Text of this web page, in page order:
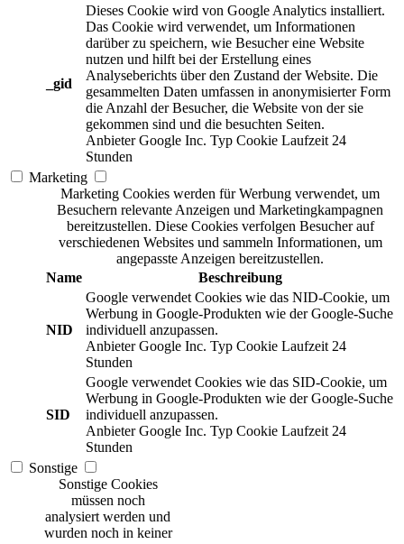
_gid
Dieses Cookie wird von Google Analytics installiert.
Das Cookie wird verwendet, um Informationen
darüber zu speichern, wie Besucher eine Website
nutzen und hilft bei der Erstellung eines
Analyseberichts über den Zustand der Website. Die
gesammelten Daten umfassen in anonymisierter Form
die Anzahl der Besucher, die Website von der sie
gekommen sind und die besuchten Seiten.
Anbieter Google Inc. Typ Cookie Laufzeit 24
Stunden
Marketing
Marketing Cookies werden für Werbung verwendet, um
Besuchern relevante Anzeigen und Marketingkampagnen
bereitzustellen. Diese Cookies verfolgen Besucher auf
verschiedenen Websites und sammeln Informationen, um
angepasste Anzeigen bereitzustellen.
Name
Beschreibung
NID
Google verwendet Cookies wie das NID-Cookie, um
Werbung in Google-Produkten wie der Google-Suche
individuell anzupassen.
Anbieter Google Inc. Typ Cookie Laufzeit 24
Stunden
SID
Google verwendet Cookies wie das SID-Cookie, um
Werbung in Google-Produkten wie der Google-Suche
individuell anzupassen.
Anbieter Google Inc. Typ Cookie Laufzeit 24
Stunden
Sonstige
Sonstige Cookies
müssen noch
analysiert werden und
wurden noch in keiner